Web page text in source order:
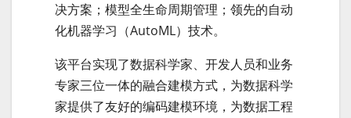
决方案；模型全生命周期管理；领先的自动
化机器学习（AutoML）技术。
该平台实现了数据科学家、开发人员和业务
专家三位一体的融合建模方式，为数据科学
家提供了友好的编码建模环境，为数据工程